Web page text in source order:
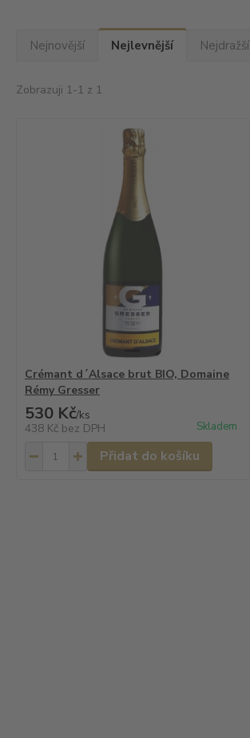
Nejnovější Nejlevnější Nejdražší
Zobrazuji 1-1 z 1
Crémant d´Alsace brut BIO, Domaine
Rémy Gresser
530 Kč/ks
438 Kč bez DPH Skladem
Přidat do košíku